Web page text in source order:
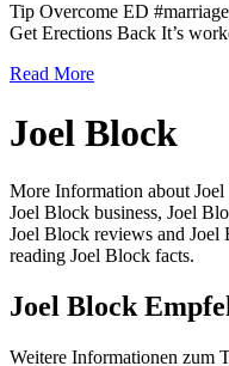
Tip Overcome ED
Get Erections Back It’s
Read More
Joel Block
More Information about
Joel Block business, Joel
Joel Block reviews and Joel
reading Joel Block facts.
Joel Block
Weitere Informationen zum